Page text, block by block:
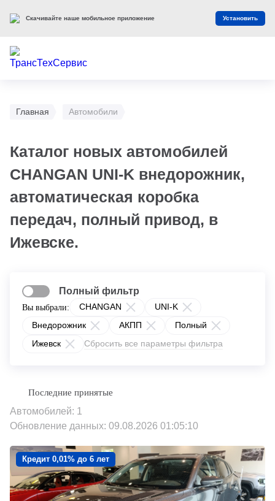
Главная Автомобили
Каталог новых автомобилей
CHANGAN UNI-K внедорожник,
автоматическая коробка
передач, полный привод, в
Ижевске.
Вы выбрали: CHANGAN
UNI-K
Внедорожник
АКПП
Полный
Ижевск
Сбросить все параметры фильтра
Полный фильтр
Автомобилей: 1
Обновление данных: 09.08.2026 01:05:10
Кредит 0,01% до 6 лет
Скачивайте наше мобильное приложение Установить